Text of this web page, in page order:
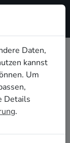
für Dein
Live-Acts
Daten,
kannst
Um
Details
.